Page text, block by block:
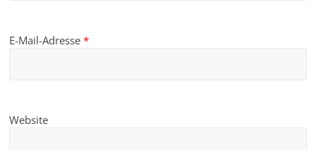
E-Mail-Adresse*
Website